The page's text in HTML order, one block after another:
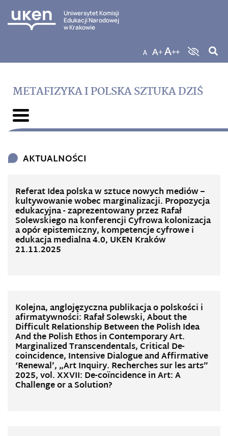
Uniwersytet Komisji
Edukacji Narodowej
w Krakowie
METAFIZYKA I POLSKA SZTUKA DZIŚ
AKTUALNOŚCI
Referat Idea polska w sztuce nowych mediów –
kultywowanie wobec marginalizacji. Propozycja
edukacyjna - zaprezentowany przez Rafał
Solewskiego na konferencji Cyfrowa kolonizacja
a opór epistemiczny, kompetencje cyfrowe i
edukacja medialna 4.0, UKEN Kraków
21.11.2025
Kolejna, anglojęzyczna publikacja o polskości i
afirmatywności: Rafał Solewski, About the
Difficult Relationship Between the Polish Idea
And the Polish Ethos in Contemporary Art.
Marginalized Transcendentals, Critical De-
coincidence, Intensive Dialogue and Affirmative
‘Renewal’, „Art Inquiry. Recherches sur les arts”
2025, vol. XXVII: De-coïncidence in Art: A
Challenge or a Solution?